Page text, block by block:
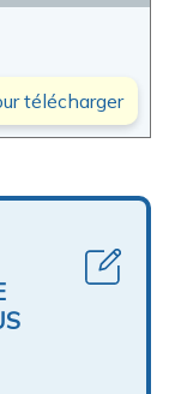
télécharger